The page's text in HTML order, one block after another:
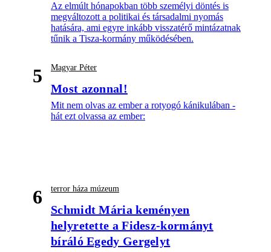
Az elmúlt hónapokban több személyi döntés is
megváltozott a politikai és társadalmi nyomás
hatására, ami egyre inkább visszatérő mintázatnak
tűnik a Tisza-kormány működésében.
5 Magyar Péter
Most azonnal!
Mit nem olvas az ember a rotyogó kánikulában -
hát ezt olvassa az ember:
6 terror háza múzeum
Schmidt Mária keményen
helyretette a Fidesz-kormányt
bíráló Egedy Gergelyt